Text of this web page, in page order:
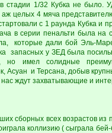
стадии 1/32 Кубка не было.
целых 4 мяча
с 1 раунда Кубка и
в серии пенальти была
которые дали бой Эль-
запасных у ЗЕД была
, но имел солидные
Асуан и Терсана, добыв
нас ждут захватывающие и
сборных всех возрастов
коллизию ( сыграла